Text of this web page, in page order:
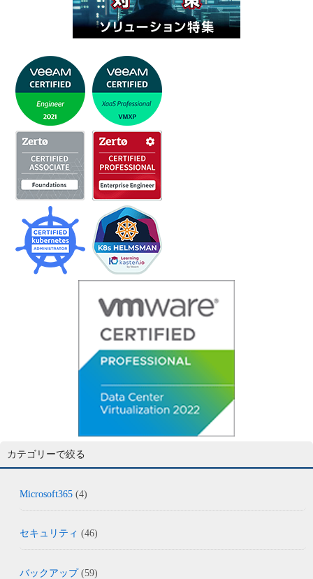
カテゴリーで絞る
Microsoft365 (4)
セキュリティ (46)
バックアップ(59)